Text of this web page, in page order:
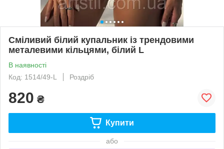
Сміливий білий купальник із трендовими
металевими кільцями, білий L
В наявності
Код: 1514/49-L
Роздріб
820 ₴
Купити
або